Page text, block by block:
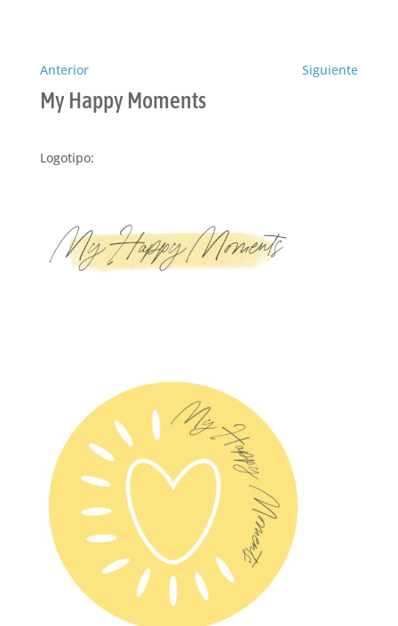
Anterior Siguiente
My Happy Moments
Logotipo: